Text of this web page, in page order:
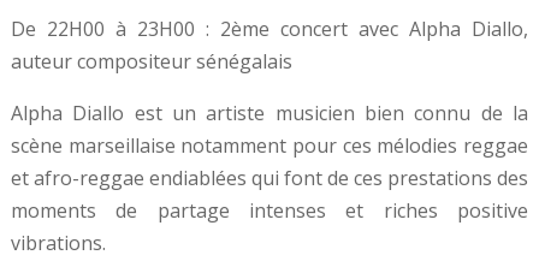
De 22H00 à 23H00 : 2ème concert avec Alpha Diallo,
auteur compositeur sénégalais
Alpha Diallo est un artiste musicien bien connu de la
scène marseillaise notamment pour ces mélodies reggae
et afro-reggae endiablées qui font de ces prestations des
moments de partage intenses et riches positive
vibrations.